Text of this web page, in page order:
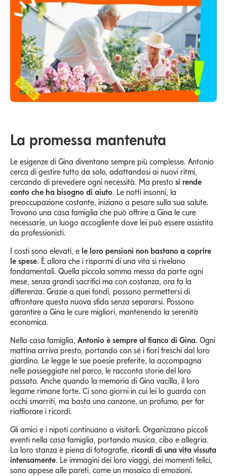
La promessa mantenuta
Le esigenze di Gina diventano sempre più complesse. Antonio
cerca di gestire tutto da solo, adattandosi ai nuovi ritmi,
cercando di prevedere ogni necessità. Ma presto si rende
conto che ha bisogno di aiuto. Le notti insonni, la
preoccupazione costante, iniziano a pesare sulla sua salute.
Trovano una casa famiglia che può offrire a Gina le cure
necessarie, un luogo accogliente dove lei può essere assistita
da professionisti.
I costi sono elevati, e le loro pensioni non bastano a coprire
le spese. È allora che i risparmi di una vita si rivelano
fondamentali. Quella piccola somma messa da parte ogni
mese, senza grandi sacrifici ma con costanza, ora fa la
differenza. Grazie a quei fondi, possono permettersi di
affrontare questa nuova sfida senza separarsi. Possono
garantire a Gina le cure migliori, mantenendo la serenità
economica.
Nella casa famiglia, Antonio è sempre al fianco di Gina. Ogni
mattina arriva presto, portando con sé i fiori freschi dal loro
giardino. Le legge le sue poesie preferite, la accompagna
nelle passeggiate nel parco, le racconta storie del loro
passato. Anche quando la memoria di Gina vacilla, il loro
legame rimane forte. Ci sono giorni in cui lei lo guarda con
occhi smarriti, ma basta una canzone, un profumo, per far
riaffiorare i ricordi.
Gli amici e i nipoti continuano a visitarli. Organizzano piccoli
eventi nella casa famiglia, portando musica, cibo e allegria.
La loro stanza è piena di fotografie, ricordi di una vita vissuta
intensamente. Le immagini dei loro viaggi, dei momenti felici,
sono appese alle pareti, come un mosaico di emozioni.